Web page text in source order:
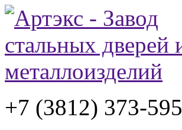
+7 (3812) 373-595